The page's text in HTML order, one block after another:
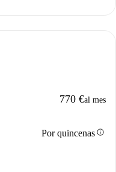
770 €al mes
Por quincenasinfo